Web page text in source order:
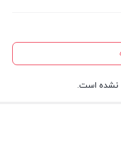
نشده است.